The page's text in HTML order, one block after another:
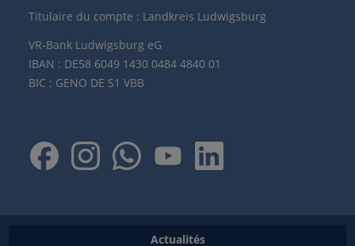
Titulaire du compte : Landkreis Ludwigsburg
VR-Bank Ludwigsburg eG
IBAN : DE58 6049 1430 0484 4840 01
BIC : GENO DE S1 VBB
Actualités